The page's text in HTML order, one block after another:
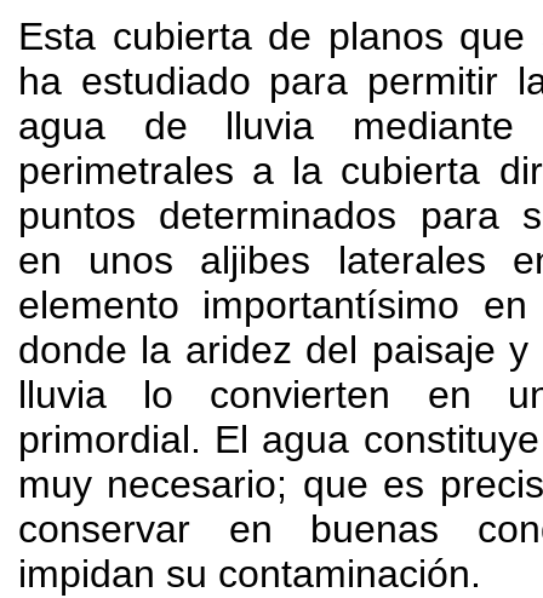
Esta cubierta de planos
ha estudiado para permitir
agua de lluvia
perimetrales a la cubierta
puntos determinados para
en unos aljibes laterales
elemento importantísimo
donde la aridez del paisaje
lluvia lo convierten en
primordial. El agua
muy necesario; que es
conservar en buenas
impidan su contaminación.